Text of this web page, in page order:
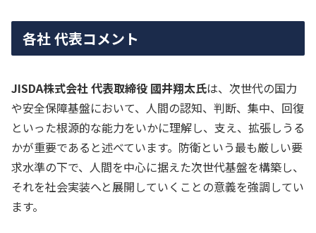
各社 代表コメント
JISDA株式会社 代表取締役 國井翔太氏は、次世代の国力
や安全保障基盤において、人間の認知、判断、集中、回復
といった根源的な能力をいかに理解し、支え、拡張しうる
かが重要であると述べています。防衛という最も厳しい要
求水準の下で、人間を中心に据えた次世代基盤を構築し、
それを社会実装へと展開していくことの意義を強調してい
ます。